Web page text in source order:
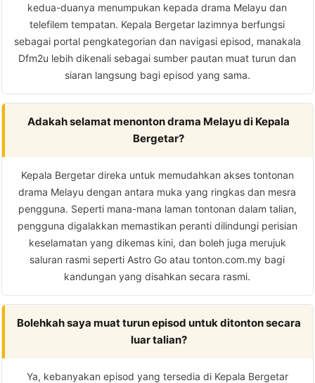
kedua-duanya menumpukan kepada drama Melayu dan
telefilem tempatan. Kepala Bergetar lazimnya berfungsi
sebagai portal pengkategorian dan navigasi episod, manakala
Dfm2u lebih dikenali sebagai sumber pautan muat turun dan
siaran langsung bagi episod yang sama.
Adakah selamat menonton drama Melayu di Kepala
Bergetar?
Kepala Bergetar direka untuk memudahkan akses tontonan
drama Melayu dengan antara muka yang ringkas dan mesra
pengguna. Seperti mana-mana laman tontonan dalam talian,
pengguna digalakkan memastikan peranti dilindungi perisian
keselamatan yang dikemas kini, dan boleh juga merujuk
saluran rasmi seperti Astro Go atau tonton.com.my bagi
kandungan yang disahkan secara rasmi.
Bolehkah saya muat turun episod untuk ditonton secara
luar talian?
Ya, kebanyakan episod yang tersedia di Kepala Bergetar